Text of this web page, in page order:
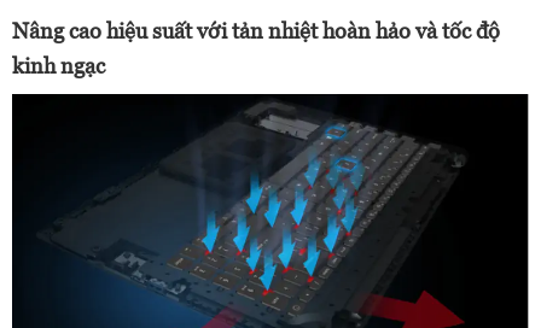
Nâng cao hiệu suất với tản nhiệt hoàn hảo và tốc độ
kinh ngạc